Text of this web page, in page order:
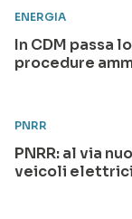
ENERGIA
In CDM passa
procedure
PNRR
PNRR: al via
veicoli elettrici